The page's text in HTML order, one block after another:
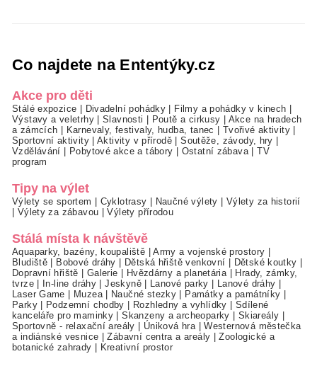
Co najdete na Ententýky.cz
Akce pro děti
Stálé expozice | Divadelní pohádky | Filmy a pohádky v kinech |
Výstavy a veletrhy|Slavnosti | Poutě a cirkusy | Akce na hradech
a zámcích | Karnevaly, festivaly, hudba, tanec | Tvořivé aktivity |
Sportovní aktivity|Aktivity v přírodě |Soutěže, závody, hry |
Vzdělávání | Pobytové akce a tábory | Ostatní zábava |TV
program
Tipy na výlet
Výlety se sportem | Cyklotrasy | Naučné výlety | Výlety za historií
| Výlety za zábavou |Výlety přírodou
Stálá místa k návštěvě
Aquaparky, bazény, koupaliště |Army a vojenské prostory |
Bludiště | Bobové dráhy | Dětská hřiště venkovní | Dětské koutky |
Dopravní hřiště | Galerie | Hvězdárny a planetária | Hrady, zámky,
tvrze| In-line dráhy |Jeskyně| Lanové parky | Lanové dráhy |
Laser Game | Muzea| Naučné stezky | Památky a památníky |
Parky| Podzemní chodby | Rozhledny a vyhlídky | Sdílené
kanceláře pro maminky |Skanzeny a archeoparky | Skiareály |
Sportovně - relaxační areály | Úniková hra |Westernová městečka
a indiánské vesnice |Zábavní centra a areály |Zoologické a
botanické zahrady | Kreativní prostor